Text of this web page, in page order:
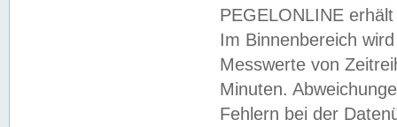
PEGELONLINE
Im Binnenbereich
Messwerte von
Minuten.
Fehlern bei der